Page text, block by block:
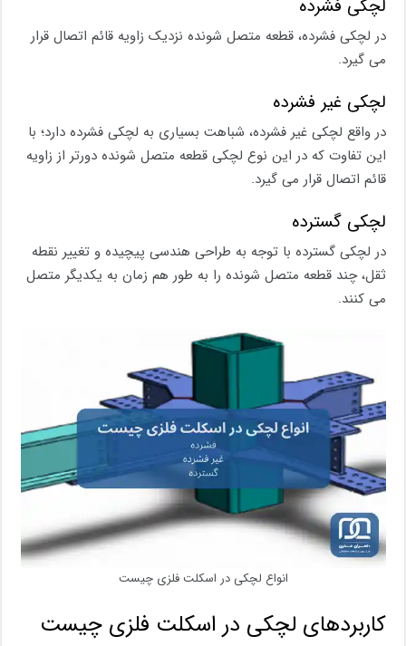
لچکی فشرده
در لچکی فشرده، قطعه متصل شونده نزدیک زاویه قائم اتصال قرار
می‌ گیرد.
لچکی غیر فشرده
در واقع لچکی غیر فشرده، شباهت بسیاری به لچکی فشرده دارد؛ با
این تفاوت که در این نوع لچکی قطعه متصل شونده دورتر از زاویه
قائم اتصال قرار می ‌گیرد.
لچکی گسترده
در لچکی گسترده با توجه به طراحی هندسی پیچیده و تغییر نقطه
ثقل، چند قطعه متصل شونده را به طور هم ‌زمان به یکدیگر متصل
می ‌کنند.
انواع لچکی در اسکلت فلزی چیست
کاربردهای لچکی در اسکلت فلزی چیست